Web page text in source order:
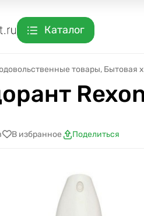
Каталог
товары, Бытовая
В избранное Поделиться